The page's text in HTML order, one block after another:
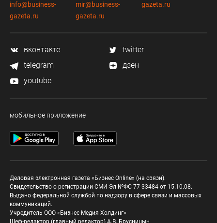
info@business-
gazeta.ru
mir@business-
gazeta.ru
gazeta.ru
вконтакте
twitter
telegram
дзен
youtube
мобильное приложение
Деловая электронная газета «Бизнес Online» (на связи).
Свидетельство о регистрации СМИ Эл №ФС 77-33484 от 15.10.08.
Выдано федеральной службой по надзору в сфере связи и массовых
коммуникаций.
Учредитель ООО «Бизнес Медия Холдинг»
Шеф-редактор (главный редактор) А.В. Брусницын